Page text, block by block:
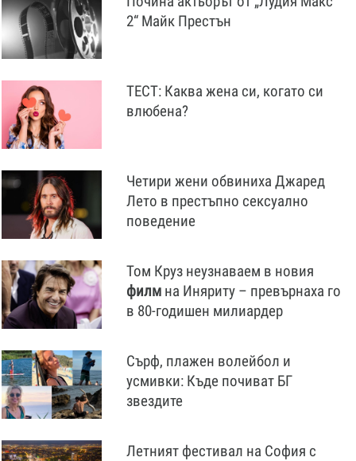
2“ Майк Престън
ТЕСТ: Каква жена си, когато си
влюбена?
Четири жени обвиниха Джаред
Лето в престъпно сексуално
поведение
Том Круз неузнаваем в новия
филм на Иняриту – превърнаха го
в 80-годишен милиардер
Сърф, плажен волейбол и
усмивки: Къде почиват БГ
звездите
Летният фестивал на София с